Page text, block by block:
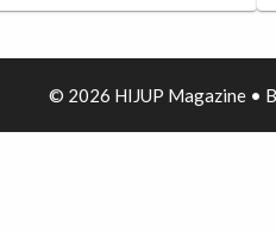
© 2026 HIJUP Magazine •